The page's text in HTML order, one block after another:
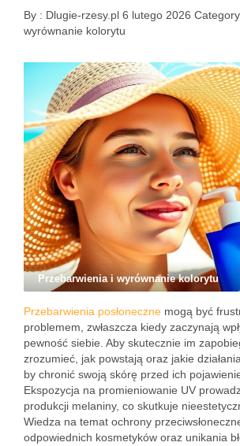
By : Dlugie-rzesy.pl 6 lutego 2026
wyrównanie kolorytu
Przebarwienia i wyrównanie kolorytu
Przebarwienia posłoneczne mogą być
problemem, zwłaszcza kiedy zaczynają
pewność siebie. Aby skutecznie im
zrozumieć, jak powstają oraz jakie
by chronić swoją skórę przed ich
Ekspozycja na promieniowanie UV
produkcji melaniny, co skutkuje
Wiedza na temat ochrony
odpowiednich kosmetyków oraz unikania